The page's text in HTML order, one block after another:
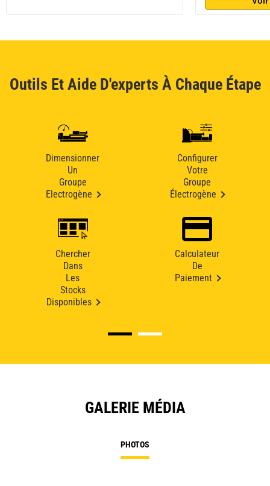
Outils Et Aide D'experts À Chaque Étape
Dimensionner
Un
Groupe
Electrogène
Configurer
Votre
Groupe
Électrogène
Chercher
Dans
Les
Stocks
Disponibles
Calculateur
De
Paiement
GALERIE MÉDIA
PHOTOS